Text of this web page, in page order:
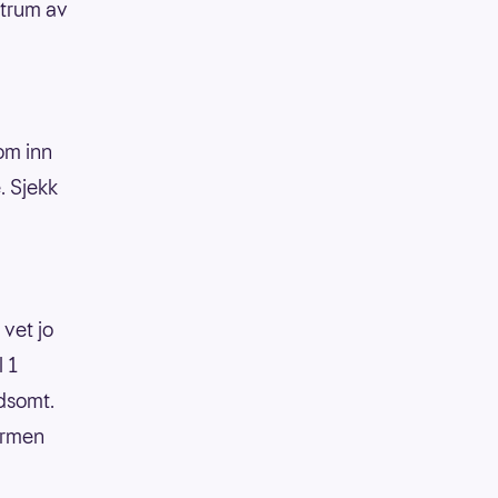
av
inn
Sjekk
vet jo
1